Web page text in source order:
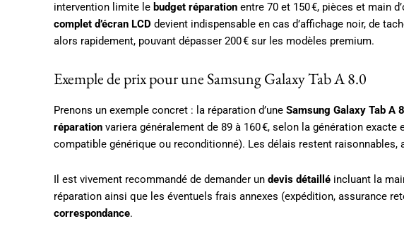
intervention limite le budget réparation entre 70 et 150 €, pièces et main
complet d’écran LCD devient indispensable en cas d’affichage noir, de
alors rapidement, pouvant dépasser 200 € sur les modèles premium.
Exemple de prix pour une Samsung Galaxy Tab A 8.0
Prenons un exemple concret : la réparation d’une Samsung Galaxy Tab A
réparation variera généralement de 89 à 160 €, selon la génération
compatible générique ou reconditionné). Les délais restent raisonnables,
Il est vivement recommandé de demander un devis détaillé incluant la
réparation ainsi que les éventuels frais annexes (expédition, assurance
correspondance.